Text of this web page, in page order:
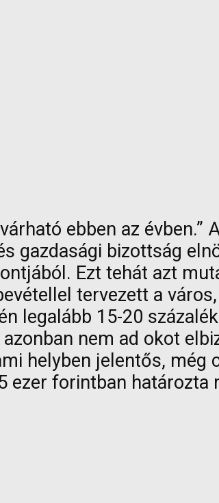
ebben az évben.”
gazdasági bizottság
Ezt tehát azt
tervezett a
legalább 15-20
nem ad okot
helyben jelentős, még
ezer forintban határozta